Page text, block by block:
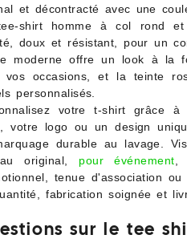
et décontracté avec une
shirt homme à col rond
doux et résistant, pour un
moderne offre un look à la
vos occasions, et la teinte
personnalisés.
votre t-shirt grâce
votre logo ou un design
durable au lavage.
original, pour événement ,
tenue d'association
fabrication soignée et
sur le tee